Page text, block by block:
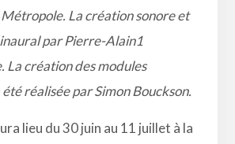
Métropole. La création sonore et
par Pierre-Alain1
La création des modules
été réalisée par Simon Bouckson.
lieu du 30 juin au 11 juillet à la